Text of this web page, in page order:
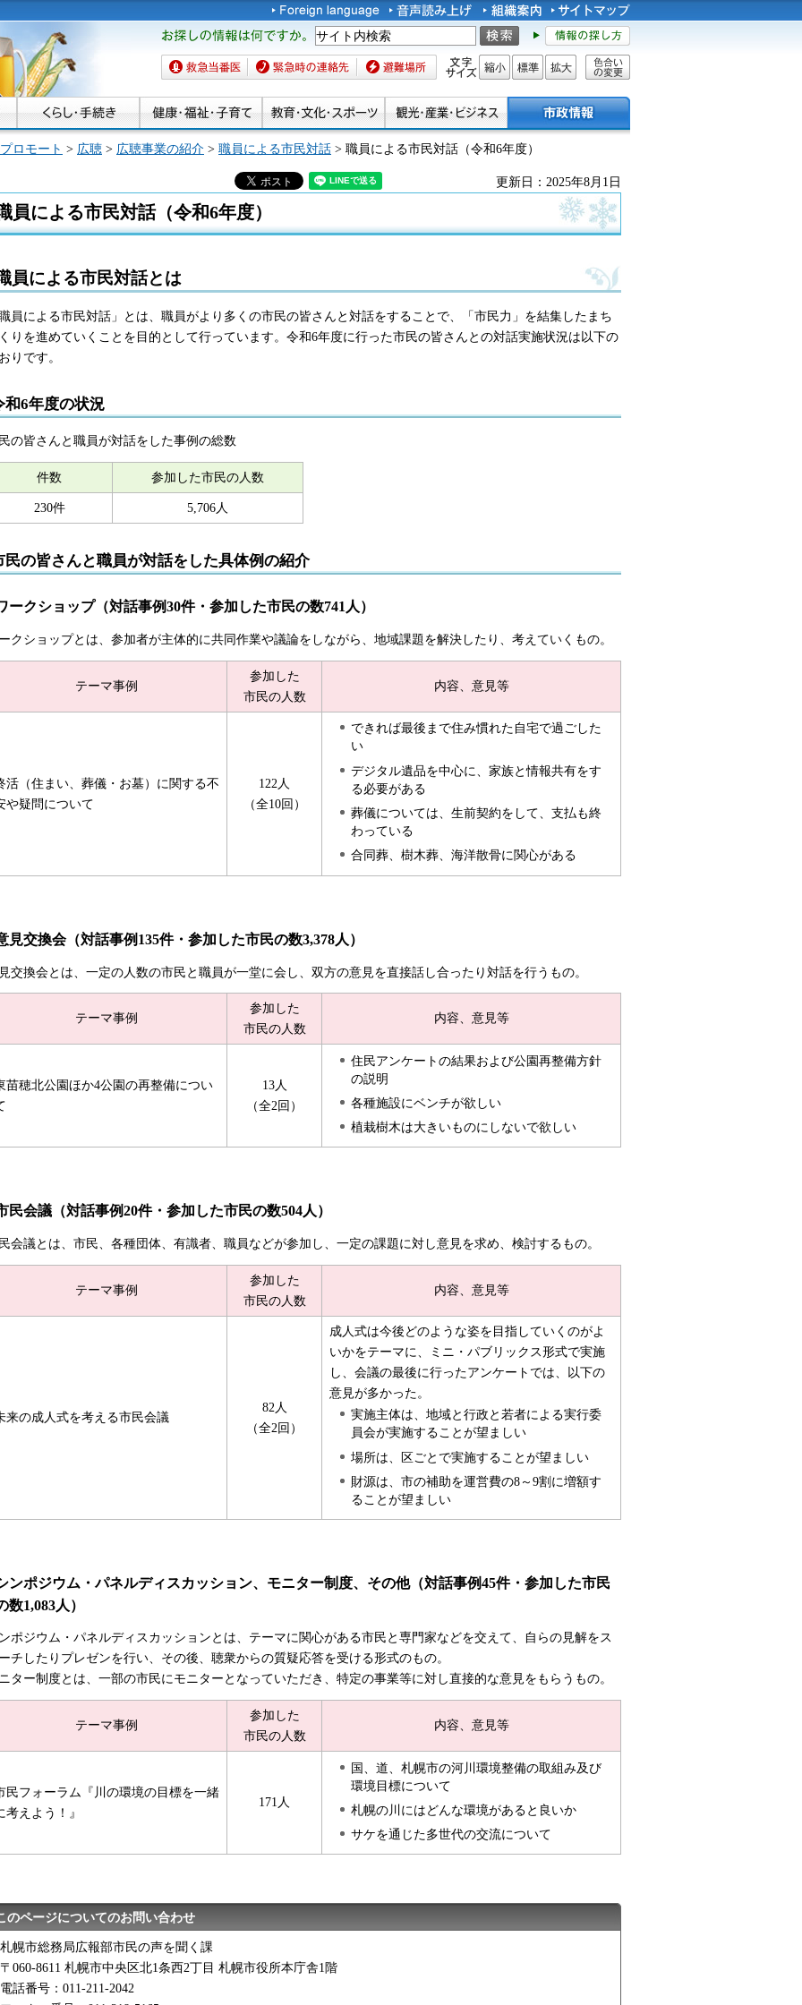
お探しの情報は何です
か。
救急当番医 緊急時の連絡先 避難場所 文字サイズ
縮小 標準 拡大
色合い
ロモート > 広聴 > 広聴事業の紹介 > 職員による市民対話 > 職員による市民対話（令和6年度）
更新日：2025年8月1日
員による市民対話（令和6年度）
員による市民対話とは
員による市民対話」とは、職員がより多くの市民の皆さんと対話をすることで
「市民力」を結集したまち
りを進めていくことを目的として行っています。令和6年度に行った市民の皆さんとの対話実施状況は以下の
りです。
和6年度の状況
の皆さんと職員が対話をした事例の総数
件数 参加した市民の人数
230件 5,706人
民の皆さんと職員が対話をした具体例の紹介
ークショップ（対話事例30件・参加した市民の数741人）
クショップとは、参加者が主体的に共同作業や議論をしながら、地域課題を解決したり、考えていくもの。
テーマ事例
参加した
市民の人数
内容、意見等
活（住まい、葬儀・お墓）に関する不
や疑問について
122人
（全10回）
できれば最後まで住み慣れた自宅で過ごした
い
デジタル遺品を中心に、家族と情報共有をす
る必要がある
葬儀については、生前契約をして、支払も終
わっている
合同葬、樹木葬、海洋散骨に関心がある
見交換会（対話事例135件・参加した市民の数3,378人）
交換会とは、一定の人数の市民と職員が一堂に会し、双方の意見を直接話し合ったり対話を行う もの。
テーマ事例
参加した
市民の人数
内容、意見等
苗穂北公園ほか4公園の再整備につい
13人
（全2回）
住民アンケートの結果および公園再整備方針
の説明
各種施設にベンチが欲しい
植栽樹木は大きいものにしないで欲しい
民会議（対話事例20件・参加した市民の数504人）
会議とは、市民、各種団体、有識者、職員などが参加し、 一定の課題に対し意見を求め 、検討するもの。
テーマ事例
参加した
市民の人数
内容、意見等
来の成人式を考える市民会議
82人
（全2回）
成人式は今後どのような姿を目指していくのがよ
いかをテーマに、ミニ・パブリックス形式で実施
し、会議の最後に行ったアンケートでは、以下の
意見が多かった。
実施主体は、地域と行政と若者による実行委
員会が実施することが望ましい
場所は、区ごとで実施することが望ましい
財源は、市の補助を運営費の8～9割に増額す
ることが望ましい
ンポジウム・パネルディスカッション、モニター制度、その他（対話事例45件・参加した市民
数1,083人）
ポジウム・パネルディスカッションとは、テーマに関心がある市民と専門家などを交えて、
自らの見解をス
チしたり プレゼンを行い、その後、 聴衆からの質疑応答を受ける形式のもの。
ター制度とは、一部の市民にモニターとなっていただき、特定の事業等に対し直接的な意見をもらうもの。
テーマ事例
参加した
市民の人数
内容、意見等
民フォーラム『川の環境の目標を一緒
考えよう！』
171人
国、道、札幌市の河川環境整備の取組み及び
環境目標について
札幌の川にはどんな環境があると良いか
サケを通じた多世代の交流について
のページについてのお問い合わせ
札幌市総務局広報部市民の声を聞く課
〒060-8611 札幌市中央区北1条西2丁目 札幌市役所本庁舎1階
電話番号：011-211-2042